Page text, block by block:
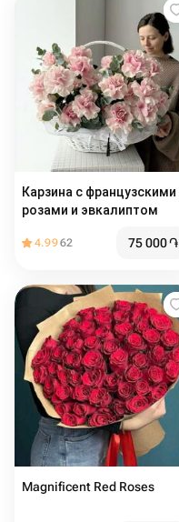
Карзина с французскими
розами и эвкалиптом
4.9962 75 000֏
Magnificent Red Roses